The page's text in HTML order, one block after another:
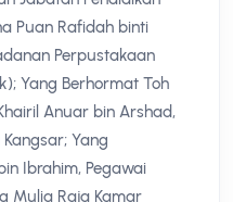
Puan Rafidah binti
Perpustakaan
Yang Berhormat Toh
Anuar bin Arshad,
Yang
Ibrahim, Pegawai
Mulia Raja Kamar